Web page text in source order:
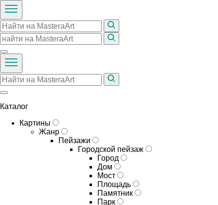
Каталог
Картины
Жанр
Пейзажи
Городской пейзаж
Город
Дом
Мост
Площадь
Памятник
Парк